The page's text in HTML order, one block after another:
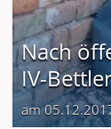
Nach
IV-
am